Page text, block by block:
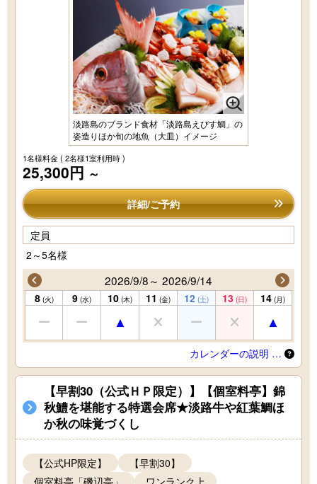
淡路島のブランド食材「淡路島えびす鯛」の
姿造りほか旬の地魚（大皿）イメージ
1名様料金( 2名様1室利用時 )
25,300円 ～
詳細/ご予約
定員
2～5名様
2026/9/8～ 2026/9/14
8 (火) 9 (水) 10 (木) 11 (金) 12 (土) 13 (日) 14 (月)
カレンダーの説明 …
【早割30（公式ＨＰ限定）】【個室料亭】錦
秋鱧を堪能する特選会席★淡路牛や紅葉鯛ほ
か秋の味覚づくし
【公式HP限定】
【早割30】
個室料亭「磯辺亭」
ワンランク上